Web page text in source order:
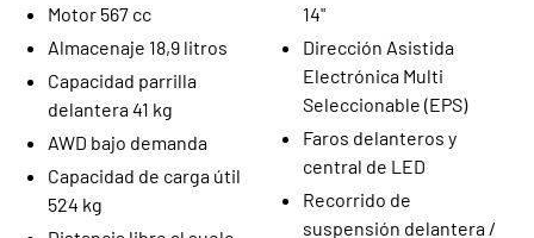
Motor 567 cc
Almacenaje 18,9 litros
Capacidad parrilla
delantera 41 kg
AWD bajo demanda
Capacidad de carga útil
524 kg
14"
Dirección Asistida
Electrónica Multi
Seleccionable (EPS)
Faros delanteros y
central de LED
Recorrido de
suspensión delantera /